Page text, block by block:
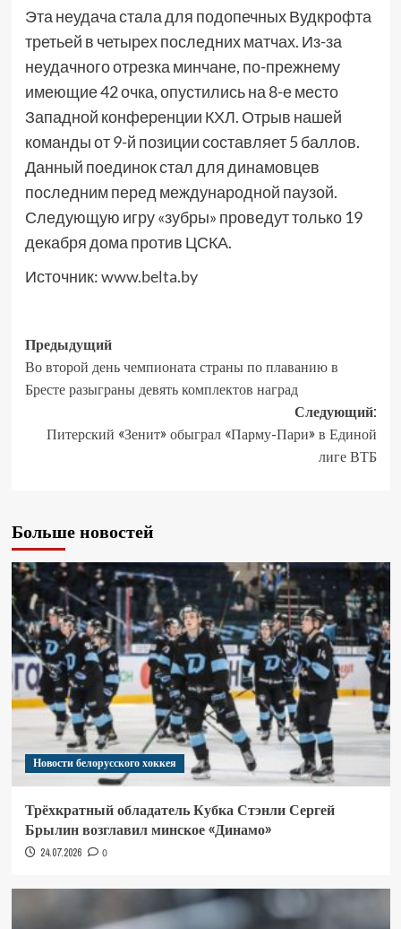
Эта неудача стала для подопечных Вудкрофта
третьей в четырех последних матчах. Из-за
неудачного отрезка минчане, по-прежнему
имеющие 42 очка, опустились на 8-е место
Западной конференции КХЛ. Отрыв нашей
команды от 9-й позиции составляет 5 баллов.
Данный поединок стал для динамовцев
последним перед международной паузой.
Следующую игру «зубры» проведут только 19
декабря дома против ЦСКА.
Источник:www.belta.by
Предыдущий
Во второй день чемпионата страны по плаванию в
Бресте разыграны девять комплектов наград
Следующий:
Питерский «Зенит» обыграл «Парму-Пари» в Единой
лиге ВТБ
Больше новостей
Новости белорусского хоккея
Трёхкратный обладатель Кубка Стэнли Сергей
Брылин возглавил минское «Динамо»
24.07.2026 0